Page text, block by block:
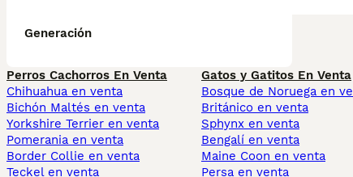
Generación
Perros Cachorros En Venta
Chihuahua en venta
Bichón Maltés en venta
Yorkshire Terrier en venta
Pomerania en venta
Border Collie en venta
Teckel en venta
Gatos y Gatitos En Venta
Bosque de Noruega en
Británico en venta
Sphynx en venta
Bengalí en venta
Maine Coon en venta
Persa en venta